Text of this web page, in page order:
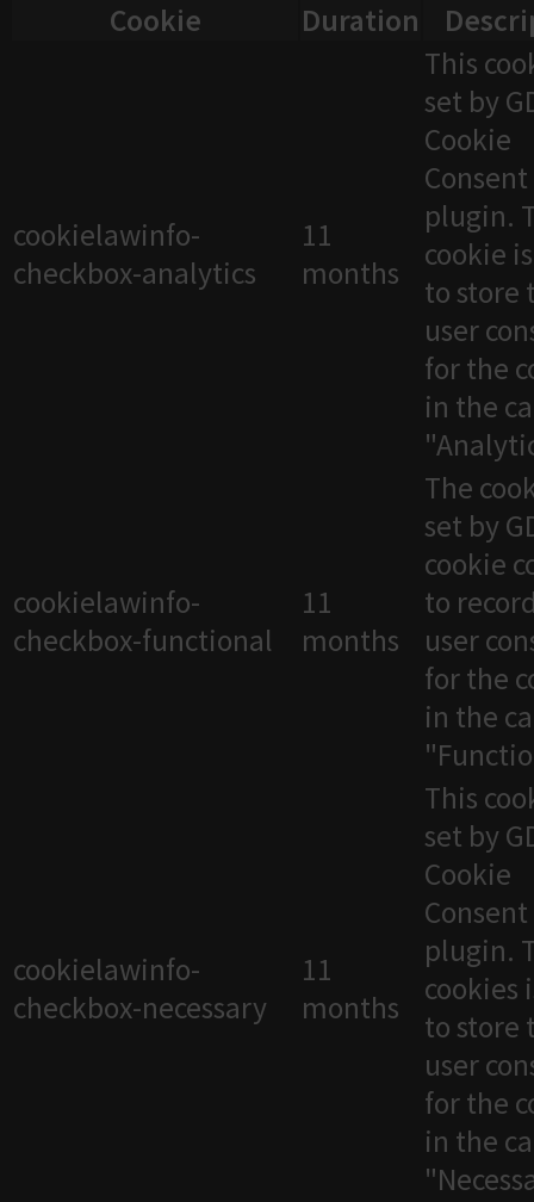
Cookie
Duration
cookielawinfo-
checkbox-analytics
11
months
This
set by
Cookie
Consent
plugin.
cookie
to store
user
for the
in the
cookielawinfo-
checkbox-functional
11
months
The
set by
cookie
to
user
for the
in the
cookielawinfo-
checkbox-necessary
11
months
This
set by
Cookie
Consent
plugin.
cookies
to store
user
for the
in the